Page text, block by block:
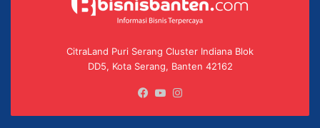
CitraLand Puri Serang Cluster Indiana Blok
DD5, Kota Serang, Banten 42162
Facebook
YouTube